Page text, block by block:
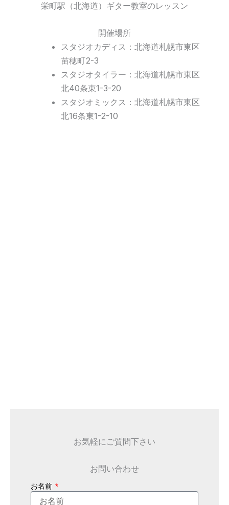
栄町駅（北海道）ギター教室のレッスン
開催場所
スタジオカディス：北海道札幌市東区
苗穂町2-3
スタジオタイラー：北海道札幌市東区
北40条東1-3-20
スタジオミックス：北海道札幌市東区
北16条東1-2-10
お気軽にご質問下さい
お問い合わせ
お名前